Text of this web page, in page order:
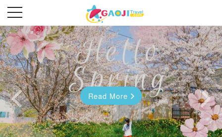
Read More
Read More
往前 往後